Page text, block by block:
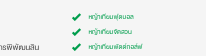
ารพิพัฒนสิน
หญ้าเทียมฟุตบอล
หญ้าเทียมจัดสวน
หญ้าเทียมพัตต์กอล์ฟ